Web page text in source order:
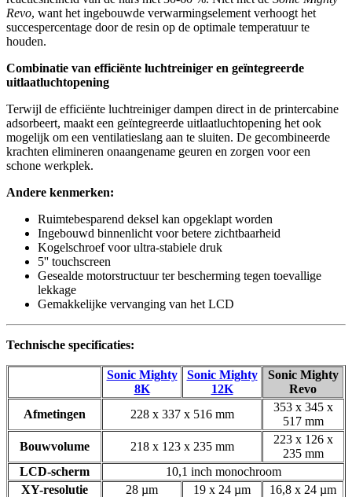
Revo, want het ingebouwde verwarmingselement verhoogt het
succespercentage door de resin op de optimale temperatuur te
houden.
Combinatie van efficiënte luchtreiniger en geïntegreerde
uitlaatluchtopening
Terwijl de efficiënte luchtreiniger dampen direct in de printercabine
adsorbeert, maakt een geïntegreerde uitlaatluchtopening het ook
mogelijk om een ventilatieslang aan te sluiten. De gecombineerde
krachten elimineren onaangename geuren en zorgen voor een
schone werkplek.
Andere kenmerken:
Ruimtebesparend deksel kan opgeklapt worden
Ingebouwd binnenlicht voor betere zichtbaarheid
Kogelschroef voor ultra-stabiele druk
5'' touchscreen
Gesealde motorstructuur ter bescherming tegen toevallige
lekkage
Gemakkelijke vervanging van het LCD
Technische specificaties:
Sonic Mighty
8K
Sonic Mighty
12K
Sonic Mighty
Revo
Afmetingen
228 x 337 x 516 mm
353 x 345 x
517 mm
Bouwvolume
218 x 123 x 235 mm
223 x 126 x
235 mm
LCD-scherm
10,1 inch monochroom
XY-resolutie
28 µm 19 x 24 µm
16,8 x 24 µm